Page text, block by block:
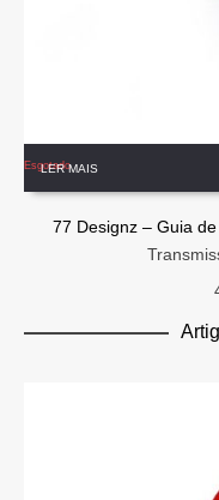
LER MAIS
Esgotado
77 Designz – Guia